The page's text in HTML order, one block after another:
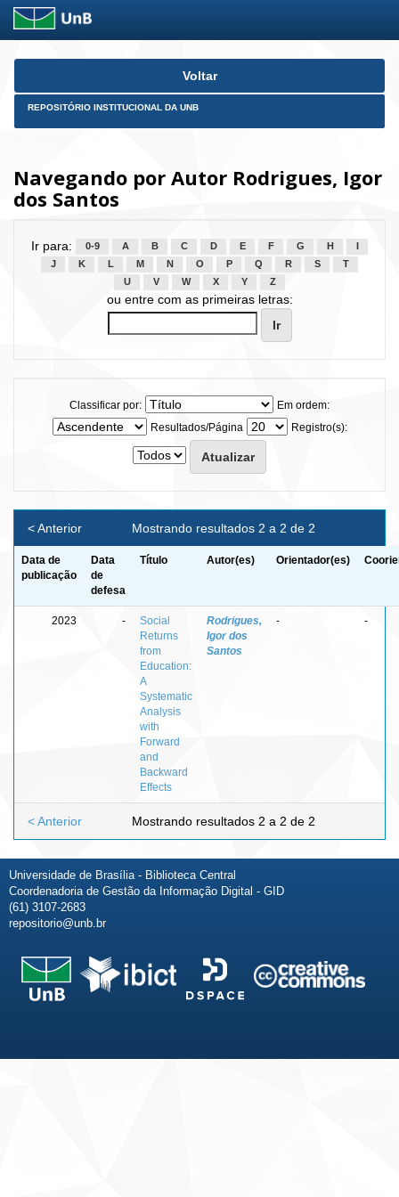
Skip
Voltar
REPOSITÓRIO INSTITUCIONAL DA UNB
Navegando por Autor Rodrigues, Igor
dos Santos
Ir para: 0-9 A B C D E F G H
J
K L M N O P Q R S
T
U
V W X Y Z
ou entre com as primeiras letras:
Classificar por:
Em ordem:
Resultados/Página
Registro(s):
Mostrando resultados 2 a 2 de 2
< Anterior
Data de
publicação
Data
de
defesa
Título Autor(es) Orientador(es)
2023 -
Social
Returns
from
Education:
A
Systematic
Analysis
with
Forward
and
Backward
Effects
Rodrigues,
Igor dos
Santos
- -
Mostrando resultados 2 a 2 de 2
< Anterior
Universidade de Brasília - Biblioteca Central
Coordenadoria de Gestão da Informação Digital - GID
(61) 3107-2683
repositorio@unb.br